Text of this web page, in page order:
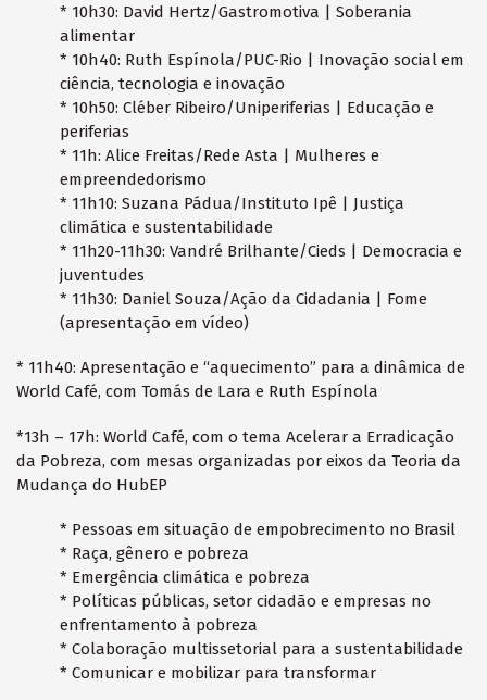
* 10h30: David Hertz/Gastromotiva | Soberania
alimentar
* 10h40: Ruth Espínola/PUC-Rio | Inovação social em
ciência, tecnologia e inovação
* 10h50: Cléber Ribeiro/Uniperiferias | Educação e
periferias
* 11h: Alice Freitas/Rede Asta | Mulheres e
empreendedorismo
* 11h10: Suzana Pádua/Instituto Ipê | Justiça
climática e sustentabilidade
* 11h20-11h30: Vandré Brilhante/Cieds | Democracia e
juventudes
* 11h30: Daniel Souza/Ação da Cidadania | Fome
(apresentação em vídeo)
* 11h40: Apresentação e “aquecimento” para a dinâmica de
World Café, com Tomás de Lara e Ruth Espínola
*13h – 17h: World Café, com o tema Acelerar a Erradicação
da Pobreza, com mesas organizadas por eixos da Teoria da
Mudança do HubEP
* Pessoas em situação de empobrecimento no Brasil
* Raça, gênero e pobreza
* Emergência climática e pobreza
* Políticas públicas, setor cidadão e empresas no
enfrentamento à pobreza
* Colaboração multissetorial para a sustentabilidade
* Comunicar e mobilizar para transformar